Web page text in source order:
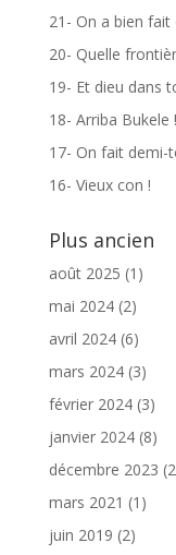
21- On a bien fait
20- Quelle
19- Et dieu dans
18- Arriba Bukele !
17- On fait demi-
16- Vieux con !
Plus ancien
août 2025 (1)
mai 2024(2)
avril 2024(6)
mars 2024(3)
février 2024(3)
janvier 2024(8)
décembre 2023
mars 2021 (1)
juin 2019 (2)